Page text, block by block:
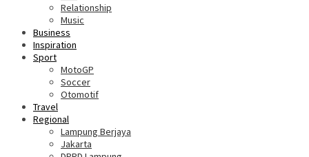
Relationship
Music
Business
Inspiration
Sport
MotoGP
Soccer
Otomotif
Travel
Regional
Lampung Berjaya
Jakarta